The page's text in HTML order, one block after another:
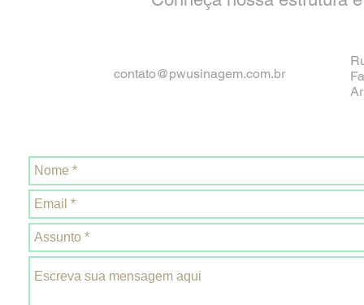
contato@pwusinagem.com.br